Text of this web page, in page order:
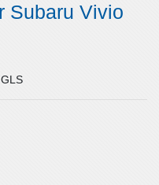
Subaru Vivio